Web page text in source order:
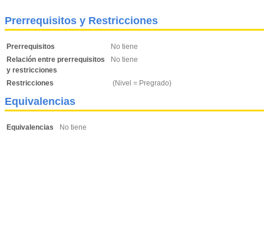
Prerrequisitos y Restricciones
Prerrequisitos
No tiene
Relación entre prerrequisitos
y restricciones
No tiene
Restricciones (Nivel = Pregrado)
Equivalencias
Equivalencias No tiene